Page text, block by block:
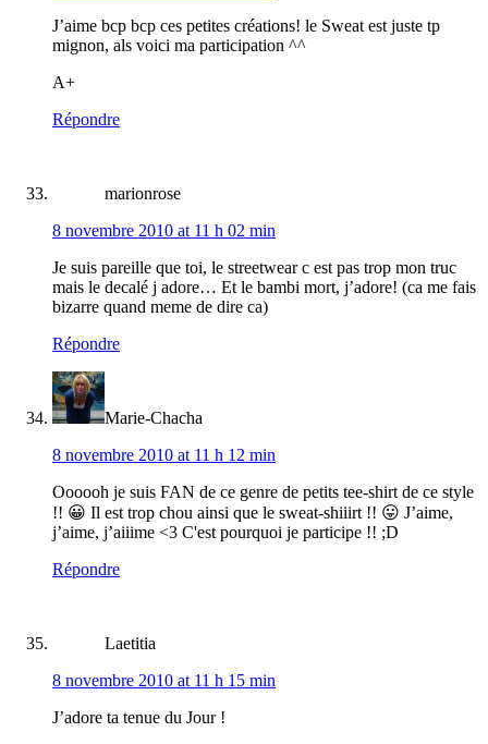
J’aime bcp bcp ces petites créations! le Sweat est juste tp
mignon, als voici ma participation ^^
A+
Répondre
marionrose
8 novembre 2010 at 11 h 02 min
Je suis pareille que toi, le streetwear c est pas trop mon truc
mais le decalé j adore… Et le bambi mort, j’adore! (ca me fais
bizarre quand meme de dire ca)
Répondre
Marie-Chacha
8 novembre 2010 at 11 h 12 min
Oooooh je suis FAN de ce genre de petits tee-shirt de ce style
!! 😀 Il est trop chou ainsi que le sweat-shiiirt !! 😛 J’aime,
j’aime, j’aiiime <3 C'est pourquoi je participe !! ;D
Répondre
Laetitia
8 novembre 2010 at 11 h 15 min
J’adore ta tenue du Jour !